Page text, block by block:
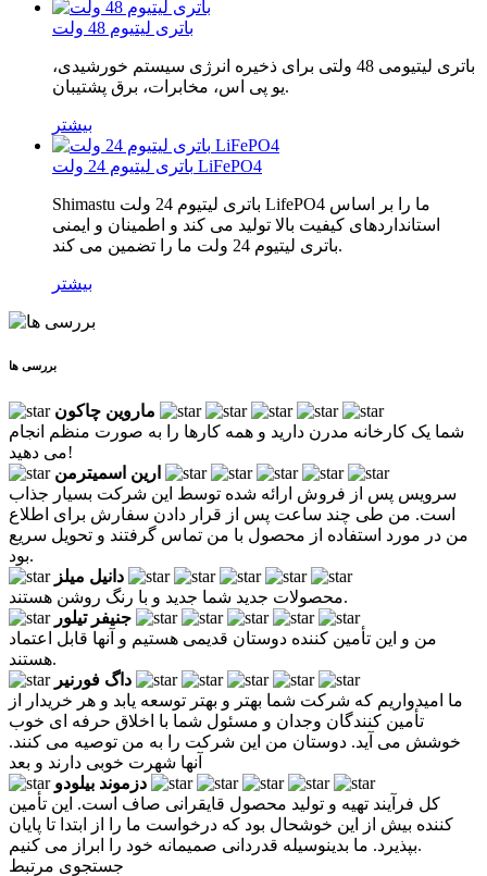
باتری لیتیوم 48 ولت
باتری لیتیومی 48 ولتی برای ذخیره انرژی سیستم خورشیدی،
یو پی اس، مخابرات، برق پشتیبان.
بیشتر
باتری لیتیوم 24 ولت LiFePO4
Shimastu باتری لیتیوم 24 ولت LifePO4 ما را بر اساس
استانداردهای کیفیت بالا تولید می کند و اطمینان و ایمنی
باتری لیتیوم 24 ولت ما را تضمین می کند.
بیشتر
بررسی ها
ماروین چاکون
شما یک کارخانه مدرن دارید و همه کارها را به صورت منظم انجام
می دهید!
ارین اسمیترمن
سرویس پس از فروش ارائه شده توسط این شرکت بسیار جذاب
است. من طی چند ساعت پس از قرار دادن سفارش برای اطلاع
من در مورد استفاده از محصول با من تماس گرفتند و تحویل سریع
بود.
دانیل میلز
محصولات جدید شما جدید و با رنگ روشن هستند.
جنیفر تیلور
من و این تأمین کننده دوستان قدیمی هستیم و آنها قابل اعتماد
هستند.
داگ فورنیر
ما امیدواریم که شرکت شما بهتر و بهتر توسعه یابد و هر خریدار از
تأمین کنندگان وجدان و مسئول شما با اخلاق حرفه ای خوب
خوشش می آید. دوستان من این شرکت را به من توصیه می کنند.
آنها شهرت خوبی دارند و بعد
دزموند بیلودو
کل فرآیند تهیه و تولید محصول قایقرانی صاف است. این تأمین
کننده بیش از این خوشحال بود که درخواست ما را از ابتدا تا پایان
بپذیرد. ما بدینوسیله قدردانی صمیمانه خود را ابراز می کنیم.
جستجوی مرتبط